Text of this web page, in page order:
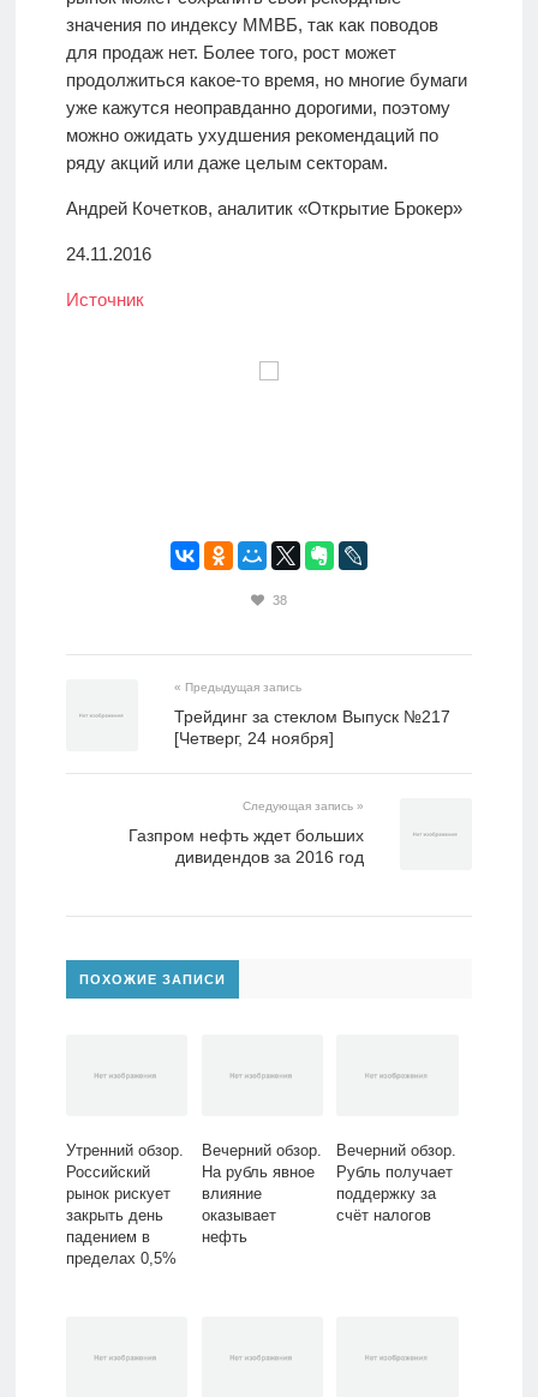
значения по индексу ММВБ, так как поводов
для продаж нет. Более того, рост может
продолжиться какое-то время, но многие бумаги
уже кажутся неоправданно дорогими, поэтому
можно ожидать ухудшения рекомендаций по
ряду акций или даже целым секторам.
Андрей Кочетков, аналитик «Открытие Брокер»
24.11.2016
Источник
38
« Предыдущая запись
Трейдинг за стеклом Выпуск №217
[Четверг, 24 ноября]
Следующая запись »
Газпром нефть ждет больших
дивидендов за 2016 год
ПОХОЖИЕ ЗАПИСИ
Утренний обзор.
Российский
рынок рискует
закрыть день
падением в
пределах 0,5%
Вечерний обзор.
На рубль явное
влияние
оказывает
нефть
Вечерний обзор.
Рубль получает
поддержку за
счёт налогов